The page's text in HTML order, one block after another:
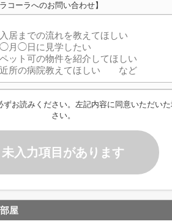
ラコーラへのお問い合わせ】
ずお読みください。左記内容に同意いただい
さい。
未入力項目があります
屋